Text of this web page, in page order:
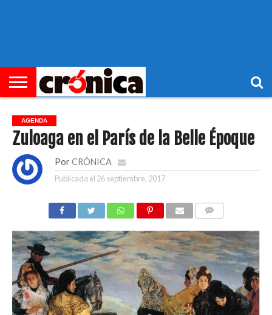
AGENDA
Zuloaga en el París de la Belle Époque
Por CRÓNICA
Publicado el 26 septiembre, 2017